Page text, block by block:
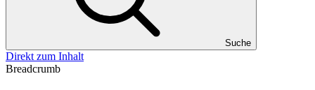
Suche
Direkt zum Inhalt
Breadcrumb